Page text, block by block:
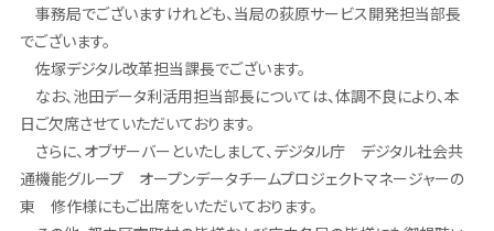
事務局でございますけれども、当局の荻原サービス開発担当部長
でございます。
佐塚デジタル改革担当課長でございます。
なお、池田データ利活用担当部長については、体調不良により、本
日ご欠席させていただいております。
さらに、オブザーバーといたしまして、デジタル庁 デジタル社会共
通機能グループ オープンデータチームプロジェクトマネージャーの
東 修作様にもご出席をいただいております。